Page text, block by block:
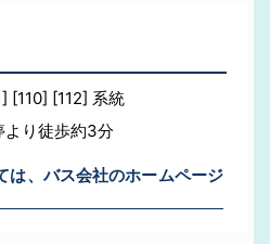
[110] [112] 系統
より徒歩約3分
は、バス会社のホームページ